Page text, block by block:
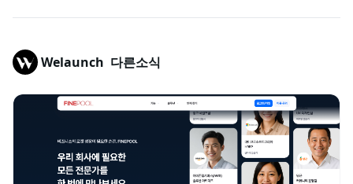
Welaunch 다른소식